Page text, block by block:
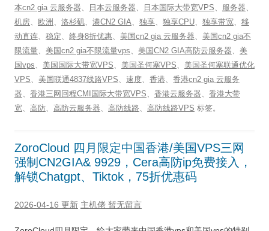
本cn2 gia 云服务器、 日本云服务器、 日本国际大带宽VPS、 服务器、
机房、 欧洲 、 洛杉矶、 港CN2 GIA、 独享、 独享CPU、 独享带宽、 移
动直连、 稳定、 终身8折优惠、 美国cn2 gia 云服务器、 美国cn2 gia不
限流量、 美国cn2 gia不限流量vps、 美国CN2 GIA高防云服务器、 美
国vps、 美国国际大带宽VPS、 美国圣何塞VPS、 美国圣何塞联通优化
VPS、 美国联通4837线路VPS、 速度、 香港、 香港cn2 gia 云服务
器、 香港三网回程CMI国际大带宽VPS、 香港云服务器、 香港大带
宽、 高防、 高防云服务器、 高防线路、 高防线路VPS 标签。
ZoroCloud 四月限定中国香港/美国VPS三网
强制CN2GIA& 9929，Cera高防ip免费接入，
解锁Chatgpt、Tiktok，75折优惠码
2026-04-16 更新 主机佬 暂无留言